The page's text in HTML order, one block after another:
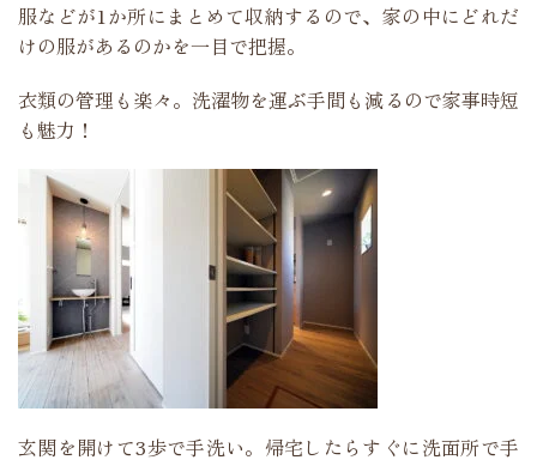
服などが1か所にまとめて収納するので、家の中にどれだ
けの服があるのかを一目で把握。
衣類の管理も楽々。洗濯物を運ぶ手間も減るので家事時短
も魅力！
玄関を開けて3歩で手洗い。帰宅したらすぐに洗面所で手